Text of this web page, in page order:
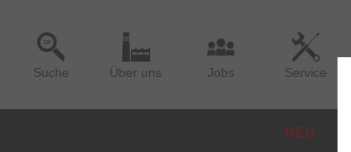
Suche Über uns Jobs Service
NEU